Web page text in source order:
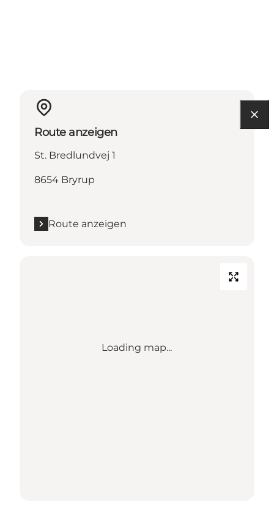
Route anzeigen
St. Bredlundvej 1
8654 Bryrup
Route anzeigen
Loading map...